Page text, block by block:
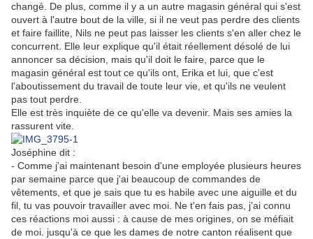
changé. De plus, comme il y a un autre magasin général qui s'est
ouvert à l'autre bout de la ville, si il ne veut pas perdre des clients
et faire faillite, Nils ne peut pas laisser les clients s'en aller chez le
concurrent. Elle leur explique qu'il était réellement désolé de lui
annoncer sa décision, mais qu'il doit le faire, parce que le
magasin général est tout ce qu'ils ont, Erika et lui, que c'est
l'aboutissement du travail de toute leur vie, et qu'ils ne veulent
pas tout perdre.
Elle est très inquiète de ce qu'elle va devenir. Mais ses amies la
rassurent vite.
Joséphine dit :
- Comme j'ai maintenant besoin d'une employée plusieurs heures
par semaine parce que j'ai beaucoup de commandes de
vêtements, et que je sais que tu es habile avec une aiguille et du
fil, tu vas pouvoir travailler avec moi. Ne t'en fais pas, j'ai connu
ces réactions moi aussi : à cause de mes origines, on se méfiait
de moi. jusqu'à ce que les dames de notre canton réalisent que